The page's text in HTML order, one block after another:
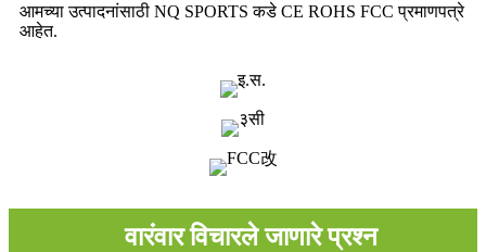
आमच्या उत्पादनांसाठी NQ SPORTS कडे CE ROHS FCC प्रमाणपत्रे
आहेत.
वारंवार विचारले जाणारे प्रश्न